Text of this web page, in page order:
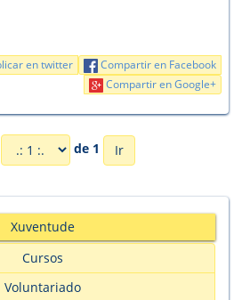
Compartir en Facebook
en twitter
Compartir en Google+
de 1
Xuventude
Cursos
Voluntariado